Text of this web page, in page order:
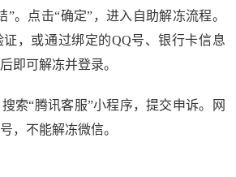
”。点击“确定”，进入自助解冻流程。
，或通过绑定的QQ号、银行卡信息
即可解冻并登录。
索“腾讯客服”小程序，提交申诉。网
，不能解冻微信。